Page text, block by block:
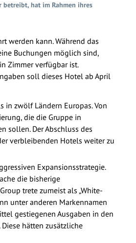
hat im Rahmen ihres
werden kann. Während das
Buchungen möglich sind,
Zimmer verfügbar ist.
soll dieses Hotel ab April
in zwölf Ländern Europas. Von
die die Gruppe in
sollen. Der Abschluss des
verbleibenden Hotels weiter zu
Expansionsstrategie.
die bisherige
trete zumeist als „White-
unter anderen Markennamen
gestiegenen Ausgaben in den
hätten zusätzliche